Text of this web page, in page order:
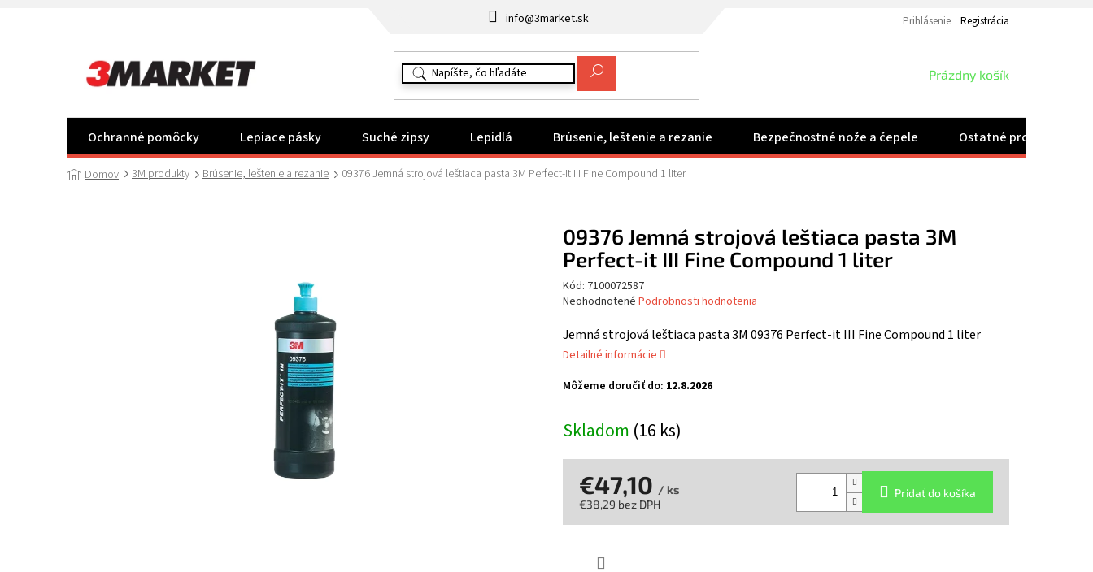
info@3market.sk Prihlásenie Registrácia
NÁKUPNÝ
Prázdny košík
Ochranné pomôcky Lepiace pásky Suché zipsy Lepidlá Brúsenie, leštenie a rezanie Bezpečnostné nože a čepele Ostatné produkty
Domov 3M produkty Brúsenie, leštenie a rezanie 09376 Jemná strojová leštiaca pasta 3M Perfect-it III Fine Compound 1 liter
Skladom (16 ks)
Môžeme doručiť do: 12.8.2026
Jemná strojová leštiaca pasta 3M 09376 Perfect-it III Fine Compound 1 liter
Detailné informácie
€47,10 / ks
€38,29 bez DPH
Pridať do košíka
09376 Jemná strojová leštiaca pasta 3M
Perfect-it III Fine Compound 1 liter
Kód: 7100072587
Priemerné
produktu
je
0,0
z
5
Neohodnotené Podrobnosti hodnotenia